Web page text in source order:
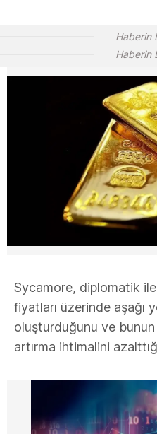
Haberin
Haberin
Sycamore, diplomatik
fiyatları üzerinde aşağı
oluşturduğunu ve bunun
artırma ihtimalini